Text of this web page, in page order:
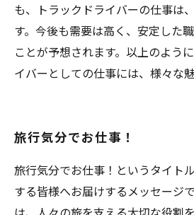
も、トラックドライバーの仕事は
す。今後も需要は高く、安定した
ことが予想されます。以上のよう
イバーとしての仕事には、様々な
旅行気分でお仕事！
旅行気分でお仕事！というタイト
する皆様へお届けするメッセージ